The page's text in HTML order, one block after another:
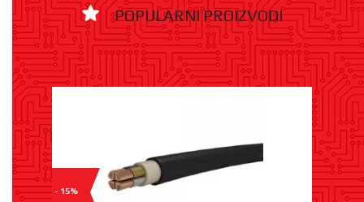
POPULARNI PROIZVODI
- 15%